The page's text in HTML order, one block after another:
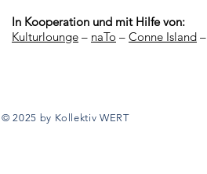
In Kooperation und mit Hilfe von:
Kulturlounge – naTo – Conne Island –
© 2025 by Kollektiv WERT